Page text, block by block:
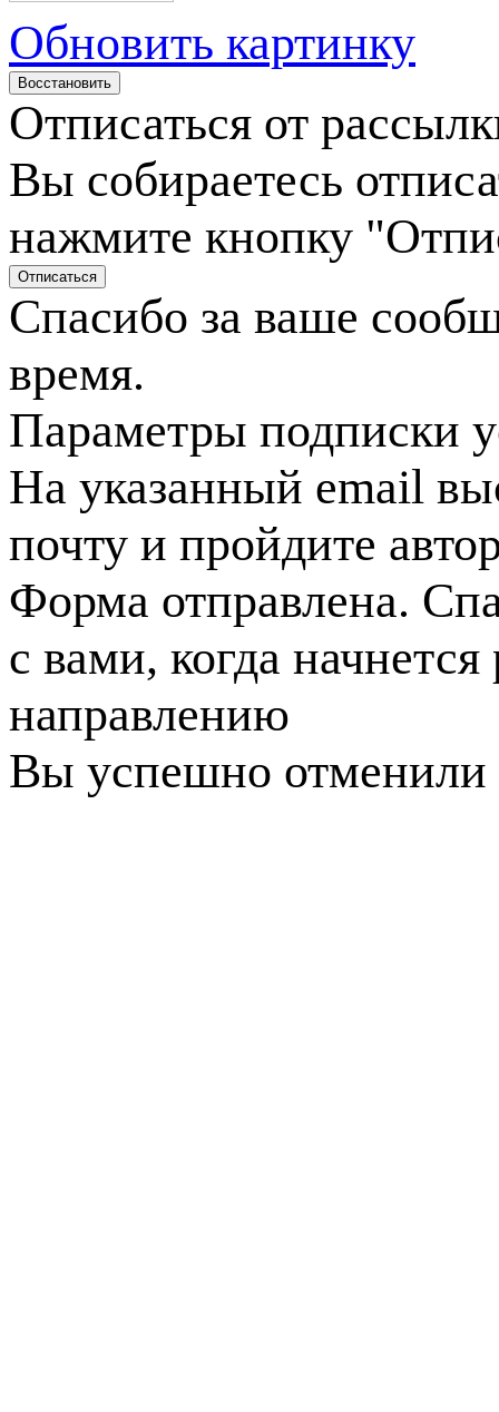
Обновить картинку
Отписаться от
Вы собираетесь
нажмите кнопку
Спасибо за ваше
время.
Параметры подписки
На указанный email
почту и пройдите
Форма отправлена.
с вами, когда
направлению
Вы успешно отменили